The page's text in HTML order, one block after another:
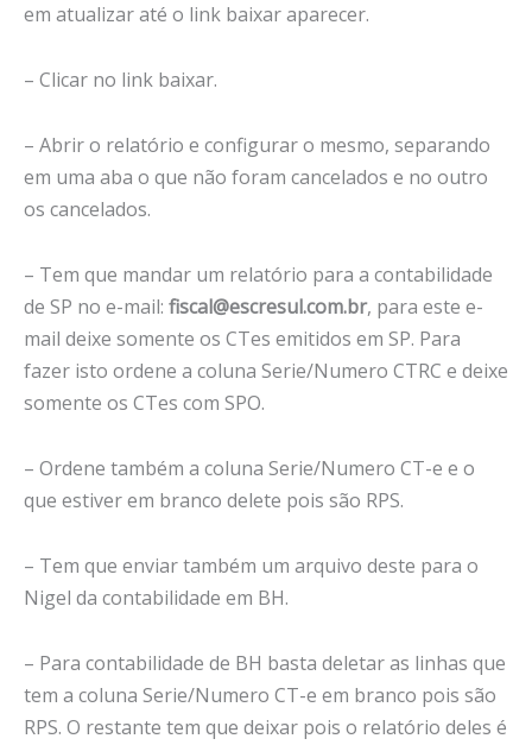
em atualizar até o link baixar aparecer.
– Clicar no link baixar.
– Abrir o relatório e configurar o mesmo, separando
em uma aba o que não foram cancelados e no outro
os cancelados.
– Tem que mandar um relatório para a contabilidade
de SP no e-mail: fiscal@escresul.com.br, para este e-
mail deixe somente os CTes emitidos em SP. Para
fazer isto ordene a coluna Serie/Numero CTRC e deixe
somente os CTes com SPO.
– Ordene também a coluna Serie/Numero CT-e e o
que estiver em branco delete pois são RPS.
– Tem que enviar também um arquivo deste para o
Nigel da contabilidade em BH.
– Para contabilidade de BH basta deletar as linhas que
tem a coluna Serie/Numero CT-e em branco pois são
RPS. O restante tem que deixar pois o relatório deles é